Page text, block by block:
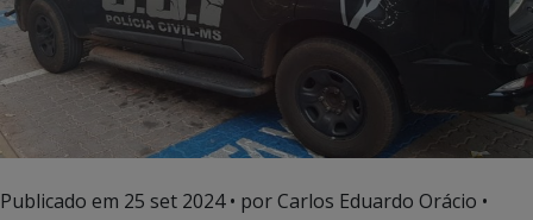
Publicado em 25 set 2024• por Carlos Eduardo Orácio •